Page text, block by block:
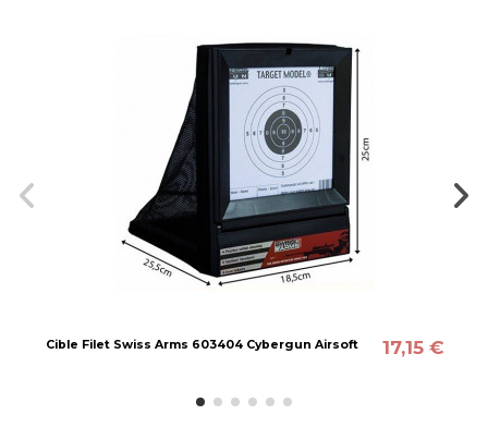
Cible Filet Swiss Arms 603404 Cybergun Airsoft 17,15 €